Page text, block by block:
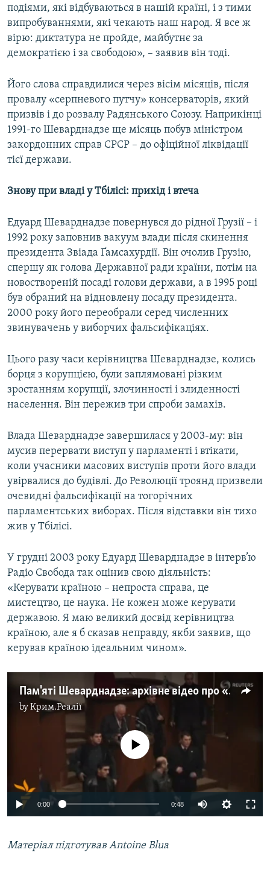
подіями, які відбуваються в нашій країні, і з тими
випробуваннями, які чекають наш народ. Я все ж
вірю: диктатура не пройде, майбутнє за
демократією і за свободою», – заявив він тоді.
Його слова справдилися через вісім місяців, після
провалу «серпневого путчу» консерваторів, який
призвів і до розвалу Радянського Союзу. Наприкінці
1991-го Шеварднадзе ще місяць побув міністром
закордонних справ СРСР – до офіційної ліквідації
тієї держави.
Знову при владі у Тбілісі: прихід і втеча
Едуард Шеварднадзе повернувся до рідної Грузії – і
1992 року заповнив вакуум влади після скинення
президента Звіада Ґамсахурдії. Він очолив Грузію,
спершу як голова Державної ради країни, потім на
новоствореній посаді голови держави, а в 1995 році
був обраний на відновлену посаду президента.
2000 року його переобрали серед численних
звинувачень у виборчих фальсифікаціях.
Цього разу часи керівництва Шеварднадзе, колись
борця з корупцією, були заплямовані різким
зростанням корупції, злочинності і злиденності
населення. Він пережив три спроби замахів.
Влада Шеварднадзе завершилася у 2003-му: він
мусив перервати виступ у парламенті і втікати,
коли учасники масових виступів проти його влади
увірвалися до будівлі. До Революції троянд призвели
очевидні фальсифікації на тогорічних
парламентських виборах. Після відставки він тихо
жив у Тбілісі.
У грудні 2003 року Едуард Шеварднадзе в інтерв’ю
Радіо Свобода так оцінив свою діяльність:
«Керувати країною – непроста справа, це
мистецтво, це наука. Не кожен може керувати
державою. Я маю великий досвід керівництва
країною, але я б сказав неправду, якби заявив, що
керував країною ідеальним чином».
Пам'яті Шеварднадзе: архівне відео про «Революцію троянд»
byКрим.Реалії
No media source currently available
0:00 0:48
Матеріал підготував Antoine Blua